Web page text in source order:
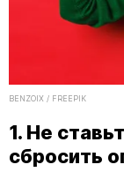
BENZOIX / FREEPIK
1. Не
сбросить